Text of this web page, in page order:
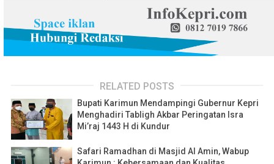
RELATED POSTS
Bupati Karimun Mendampingi Gubernur Kepri
Menghadiri Tabligh Akbar Peringatan Isra
Mi’raj 1443 H di Kundur
Safari Ramadhan di Masjid Al Amin, Wabup